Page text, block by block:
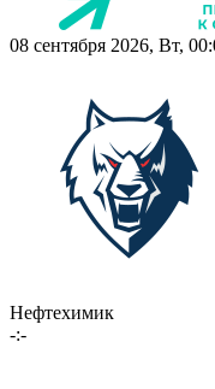
08 сентября 2026, Вт,
Нефтехимик
-:-